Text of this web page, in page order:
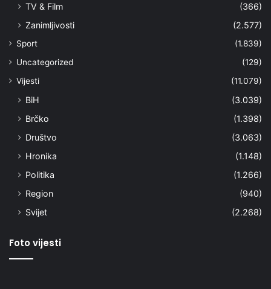
TV & Film
(366)
Zanimljivosti
(2.577)
Sport
(1.839)
Uncategorized
(129)
Vijesti
(11.079)
BiH
(3.039)
Brčko
(1.398)
Društvo
(3.063)
Hronika
(1.148)
Politika
(1.266)
Region
(940)
Svijet
(2.268)
Foto vijesti